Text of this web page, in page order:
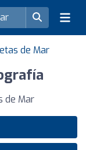
de Mar
de Mar